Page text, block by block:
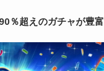
％超えのガチャが豊富